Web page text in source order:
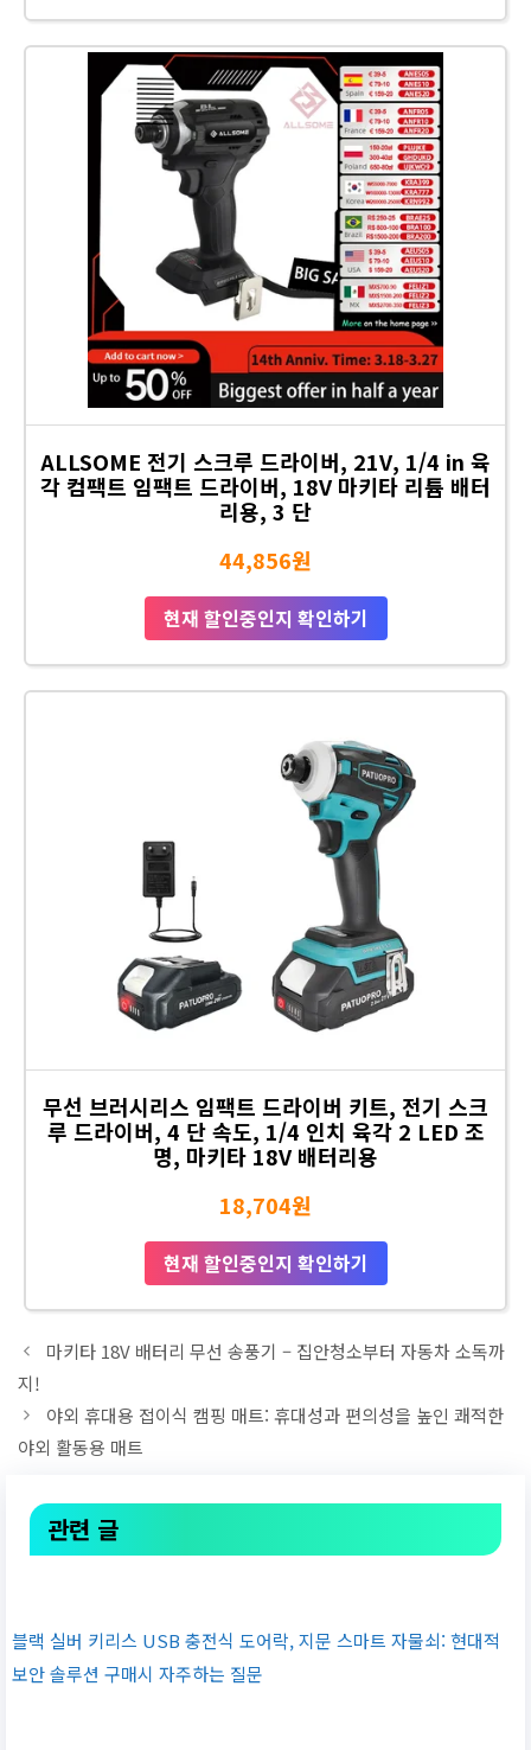
ALLSOME 전기 스크루 드라이버, 21V, 1/4 in 육
각 컴팩트 임팩트 드라이버, 18V 마키타 리튬 배터
리용, 3 단
44,856원
현재 할인중인지 확인하기
무선 브러시리스 임팩트 드라이버 키트, 전기 스크
루 드라이버, 4 단 속도, 1/4 인치 육각 2 LED 조
명, 마키타 18V 배터리용
18,704원
현재 할인중인지 확인하기
마키타 18V 배터리 무선 송풍기 – 집안청소부터 자동차 소독까
지!
야외 휴대용 접이식 캠핑 매트: 휴대성과 편의성을 높인 쾌적한
야외 활동용 매트
관련 글
블랙 실버 키리스 USB 충전식 도어락, 지문 스마트 자물쇠: 현대적
보안 솔루션 구매시 자주하는 질문